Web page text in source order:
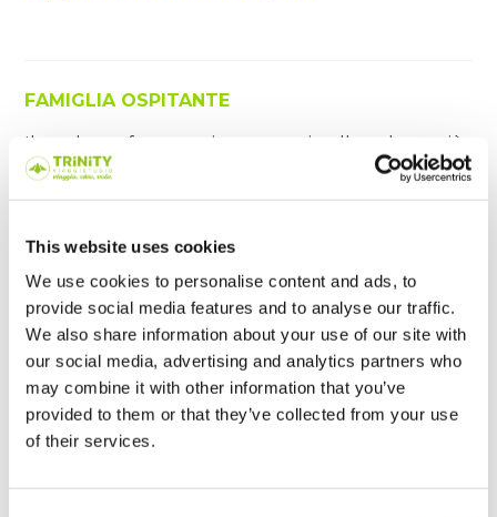
This website uses cookies
We use cookies to personalise content and ads, to
provide social media features and to analyse our traffic.
We also share information about your use of our site with
our social media, advertising and analytics partners who
may combine it with other information that you’ve
provided to them or that they’ve collected from your use
of their services.
FAMIGLIA OSPITANTE
Il modo perfetto per immergersi nella cultura più
profonda del Paese. Le famiglie vengono
accuratamente selezionate e controllate per
comune, trattamento mezza pensione (colazione
e cena).
Età minima: 16 anni
Quota 2 settimane€ 1.120 (Supplemento estivo
21 giugno - 15 agosto € 30 a settimana)